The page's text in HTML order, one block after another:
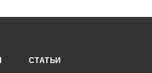
СТАТЬИ